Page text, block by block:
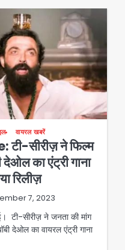
वायरल खबरें
सीरीज़ ने फिल्म
देओल का एंट्री गाना
रिलीज़
7, 2023
सीरीज़ ने जनता की मांग
देओल का वायरल एंट्री गाना